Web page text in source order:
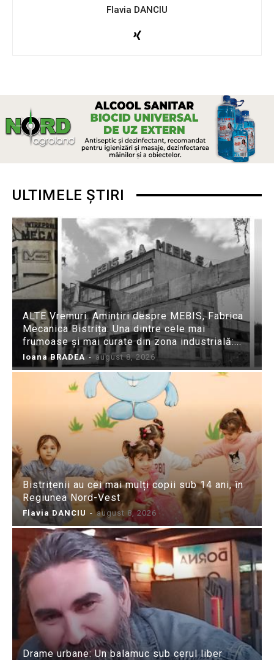
Flavia DANCIU
ULTIMELE ȘTIRI
ALTE Vremuri. Amintiri despre MEBIS, Fabrica
Mecanica Bistrița: Una dintre cele mai
frumoase și mai curate din zona industrială:...
Ioana BRADEA - august 8, 2026
Bistrițenii au cei mai mulți copii sub 14 ani, în
Regiunea Nord-Vest
Flavia DANCIU - august 8, 2026
Drame urbane: Un balamuc sub cerul liber